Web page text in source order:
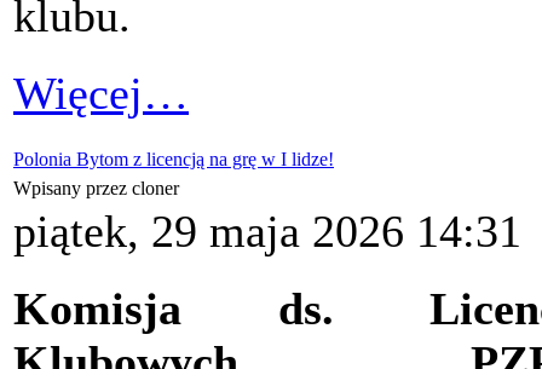
klubu.
Więcej…
Polonia Bytom z licencją na grę w I lidze!
Wpisany przez cloner
piątek, 29 maja 2026 14:31
Komisja ds.